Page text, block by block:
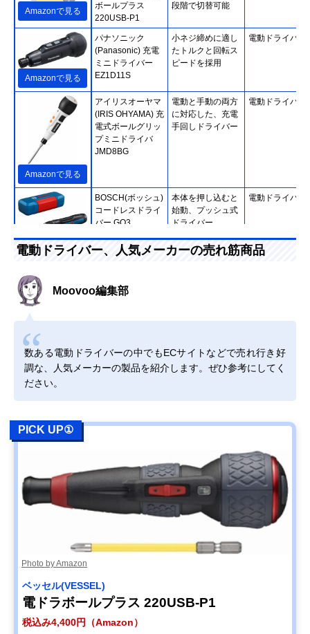
Amazonで見る
ボールプラス
220USB-P1
段階で切替可能
Amazonで見る
パナソニック
(Panasonic) 充電
ミニドライバー
EZ1D11S
小ネジ締めに適し
たトルクと回転ス
ピードを採用
電動ドライバー
Amazonで見る
アイリスオーヤマ
(IRIS OHYAMA) 充
電式ボールグリッ
プミニドライバ
JMD8BG
電動と手動の両方
に対応した、充電
手回しドライバー
電動ドライバー
BOSCH(ボッシュ)
コードレスドライ
バー GO3
本体を押し込むと
始動、プッシュ式
ドライバー
電動ドライバー
Amazonで見る
高儀(Takagi) 乾電
Amazonで見る
(IRIS OHYAMA) 電
式 RD110-W
楽々、扱いやすい
バー IXO7
た、スマートな電
動ドライバー
Amazonで見る
マキタ(Makita) 充
ル DF033D
コンパクトなが
と耐久性を両立
ドリルドライバ
(IRIS OHYAMA) 充
器が揃った、初心
Amazonで見る
高儀(Takagi)
AC100Vドリル＆
ドライバー DDR-
120
る、AC電源式の
電動ドライバー、人気メーカーの売れ筋商品
Moovoo編集部
数ある電動ドライバーの中でもECサイトなどで売れ行き好
調な、人気メーカーの製品を紹介します。ぜひ参考にしてく
ださい。
PICK UP①
Photo by Amazon
ベッセル(VESSEL)
電ドラボールプラス 220USB-P1
税込み4,400円（Amazon）